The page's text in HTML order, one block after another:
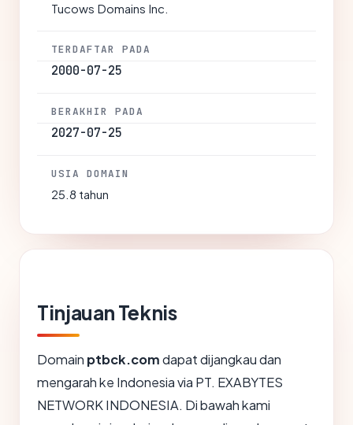
Tucows Domains Inc.
TERDAFTAR PADA
2000-07-25
BERAKHIR PADA
2027-07-25
USIA DOMAIN
25.8 tahun
Tinjauan Teknis
Domain ptbck.comdapat dijangkau dan
mengarah ke Indonesia via PT. EXABYTES
NETWORK INDONESIA. Di bawah kami